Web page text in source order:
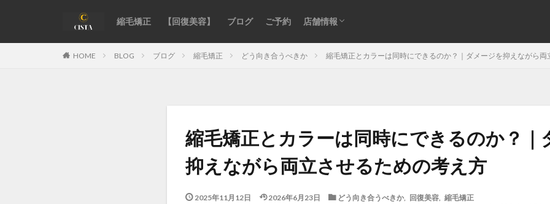
縮毛矯正 【回復美容】 ブログ ご予約 店舗情報
HOME BLOG ブログ 縮毛矯正 どう向き合うべきか 縮毛矯正とカラーは同時にできるのか？｜ダメージを抑えながら両
縮毛矯正とカラーは同時にできるのか？｜
抑えながら両立させるための考え方
2025年11月12日 2026年6月23日 どう向き合うべきか, 回復美容, 縮毛矯正
カテゴリー
authentic-stylist-voice
bent-hair-roots blending-roots-technique
care-straight
chemical-damage-recovery
chemical-development chemical-safety-myth
damaged-hair-cause
damaged-hair-stiff expert-straightening-salon
fixing-hair-contraction
fringe-straightening-fail google-maps-hair-search